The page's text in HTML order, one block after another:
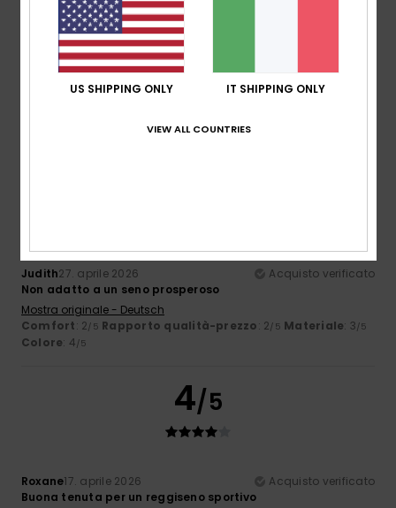
6. maggio 2026
Acquisto verificato
eviterei le scritte, ho 53 anni...
Consiglio questo prodotto
Judith27. aprile 2026
Acquisto verificato
Non adatto a un seno prosperoso
Mostra originale - Deutsch
Comfort: 2/5 Rapporto qualità-prezzo: 2/5 Materiale: 3/5
Colore: 4/5
4/5
Roxane17. aprile 2026
Acquisto verificato
Buona tenuta per un reggiseno sportivo
US SHIPPING ONLY IT SHIPPING ONLY
VIEW ALL COUNTRIES